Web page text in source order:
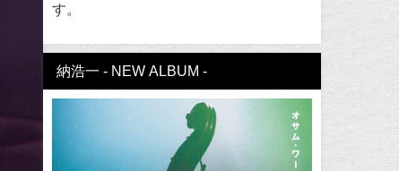
す。
納浩一 - NEW ALBUM -